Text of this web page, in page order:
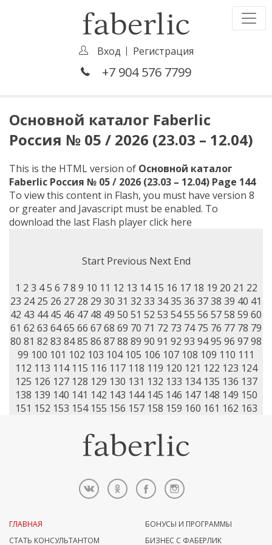
Вход Регистрация
+7 904 576 7799
Основной каталог Faberlic
Россия № 05 / 2026 (23.03 – 12.04)
This is the HTML version of Основной каталог
Faberlic Россия № 05 / 2026 (23.03 – 12.04) Page 144
To view this content in Flash, you must have version 8
or greater and Javascript must be enabled. To
download the last Flash playerclick here
Start Previous Next End
1 2 3 4 5 6 7 8 9 10 11 12 13 14 15 16 17 18 19 20 21 22
23 24 25 26 27 28 29 30 31 32 33 3435 36 3738 39 40 41
42 43 44 45 46 47 48 49 50 51 52 53 5455 56 5758 59 60
61 62 63 6465 66 6768 69 70 71 72 73 74 75 76 77 78 79
80 81 82 83 8485 86 8788 89 90 91 92 93 9495 96 9798
99 100 101 102 103 104 105 106 107 108 109 110 111
112 113 114 115 116 117 118 119 120 121 122 123 124
125 126 127 128 129 130 131 132 133 134 135 136 137
138 139 140 141 142 143 144 145 146 147 148 149 150
151 152 153 154 155 156 157 158 159 160 161 162 163
ГЛАВНАЯ
СТАТЬ КОНСУЛЬТАНТОМ
БОНУСЫ И ПРОГРАММЫ
БИЗНЕС С ФАБЕРЛИК